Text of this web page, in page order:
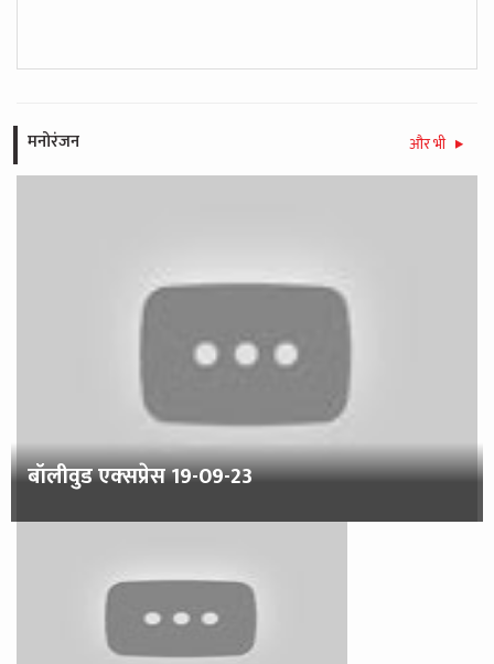
मनोरंजन और भी
बॉलीवुड एक्‍सप्रेस 19-09-23